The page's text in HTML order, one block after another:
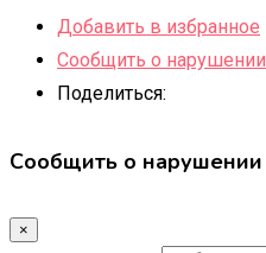
Добавить в избранное
Сообщить о нарушении
Поделиться:
Сообщить о нарушении
×